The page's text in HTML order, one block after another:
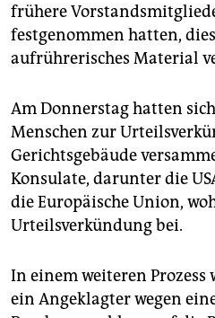
frühere
festgenommen hatten,
aufrührerisches Material
Am Donnerstag hatten
Menschen zur
Gerichtsgebäude
Konsulate, darunter die
die Europäische Union,
Urteilsverkündung bei.
In einem weiteren
ein Angeklagter wegen